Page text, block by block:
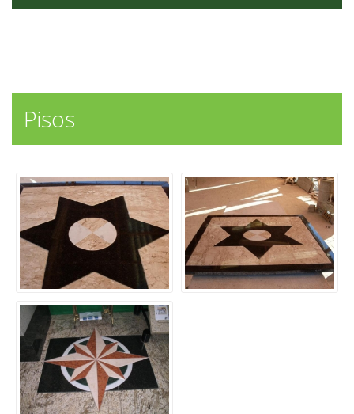
Pisos